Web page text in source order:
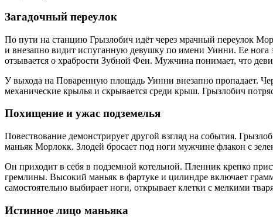
Загадочный переулок
По пути на станцию Грызлобич идёт через мрачный переулок
и внезапно видит испуганную девушку по имени Уинни. Ее нога
отзывается о храбрости Зубной Феи. Мужчина понимает, что
У выхода на Поваренную площадь Уинни внезапно пропадает.
механические крылья и скрывается среди крыш. Грызлобич
Похищение и ужас подземелья
Повествование демонстрирует другой взгляд на события.
маньяк Морлокк. Злодей бросает под ноги мужчине флакон с
Он приходит в себя в подземной котельной. Пленник крепко
гремлины. Высокий маньяк в фартуке и цилиндре включает
самостоятельно выбирает ноги, открывает клетки с мелкими
Истинное лицо маньяка